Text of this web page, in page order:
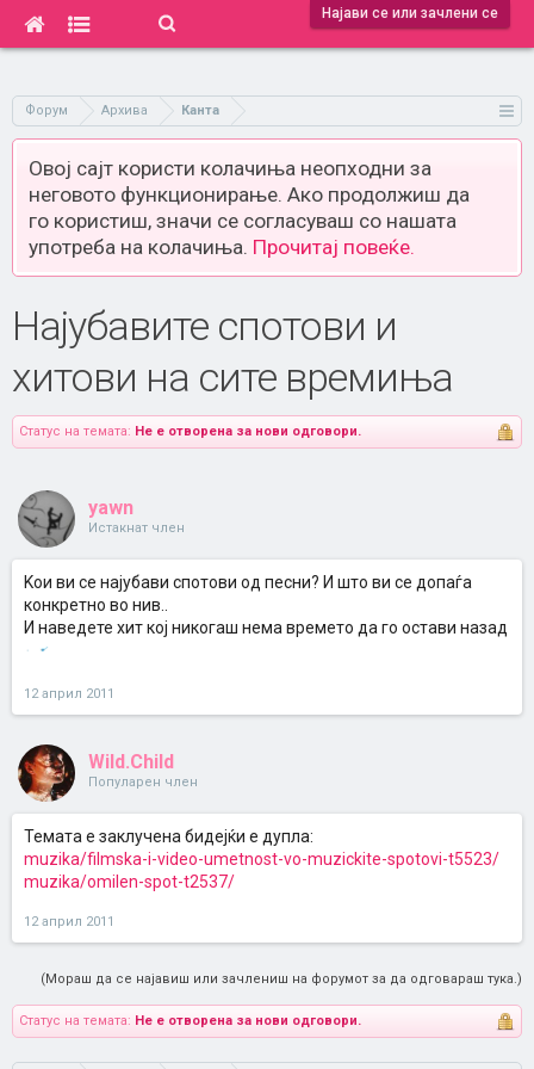
Најави се или зачлени се
Форум Архива Канта
Овој сајт користи колачиња неопходни за
неговото функционирање. Ако продолжиш да
го користиш, значи се согласуваш со нашата
употреба на колачиња. Прочитај повеќе.
Најубавите спотови и
хитови на сите времиња
Статус на темата: Не е отворена за нови одговори.
yawn
Истакнат член
Kои ви се најубави спотови од песни? И што ви се допаѓа
конкретно во нив..
И наведете хит кој никогаш нема времето да го остави назад
12 април 2011
Wild.Child
Популарен член
Темата е заклучена бидејќи е дупла:
muzika/filmska-i-video-umetnost-vo-muzickite-spotovi-t5523/
muzika/omilen-spot-t2537/
12 април 2011
(Мораш да се најавиш или зачлениш на форумот за да одговараш тука.)
Статус на темата: Не е отворена за нови одговори.